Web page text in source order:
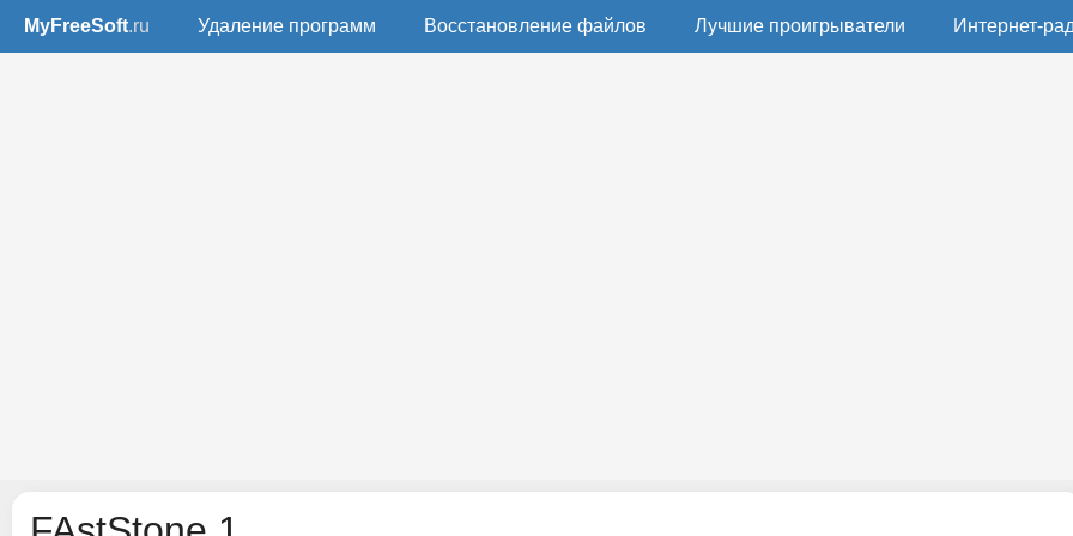
MyFreeSoft.ru Удаление программ Восстановление файлов Лучшие проигрыватели Интернет-